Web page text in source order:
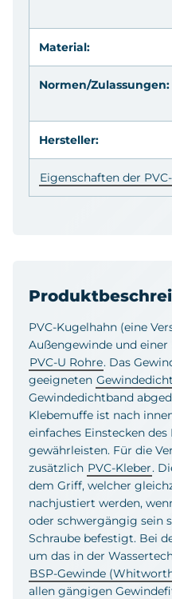
PVC-Kugelhahn (eine
Außengewinde und
PVC-U Rohre. Das
geeigneten
Gewindedichtband
Klebemuffe ist nach
einfaches Einstecken des
gewährleisten. Für die
zusätzlich PVC-Kleber.
dem Griff, welcher
nachjustiert werden,
oder schwergängig sein
Schraube befestigt. Bei
um das in der
BSP-Gewinde
allen gängigen
Material:
Normen/Zulassungen:
Hersteller:
Eigenschaften der